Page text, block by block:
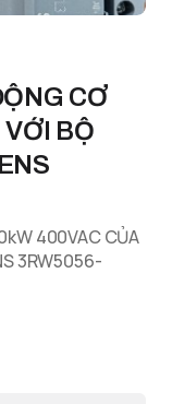
CƠ
BỘ
400VAC CỦA
3RW5056-